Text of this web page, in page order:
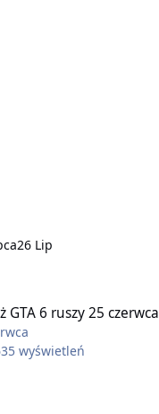
26 Lip
GTA 6 ruszy 25 czerwca
wyświetleń